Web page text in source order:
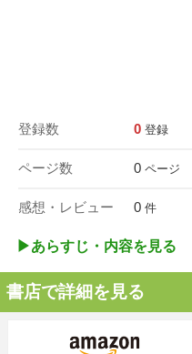
登録数 0 登録
ページ数 0 ページ
感想・レビュー 0 件
▶︎あらすじ・内容を見る
書店で詳細を見る